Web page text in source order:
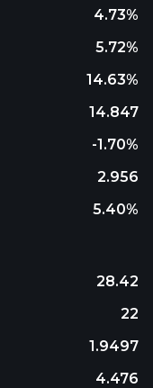
4.73%
5.72%
14.63%
14.847
-1.70%
2.956
5.40%
28.42
22
1.9497
4.476